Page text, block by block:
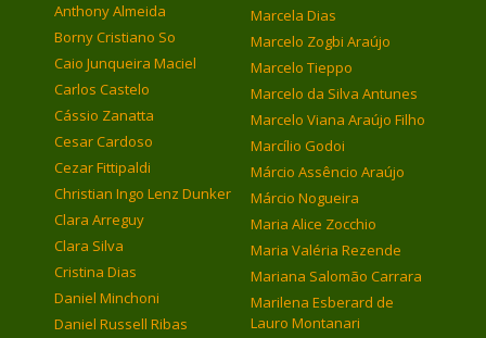
Anthony Almeida
Borny Cristiano So
Caio Junqueira Maciel
Carlos Castelo
Cássio Zanatta
Cesar Cardoso
Cezar Fittipaldi
Christian Ingo Lenz Dunker
Clara Arreguy
Clara Silva
Cristina Dias
Daniel Minchoni
Daniel Russell Ribas
Marcela Dias
Marcelo Zogbi Araújo
Marcelo Tieppo
Marcelo da Silva Antunes
Marcelo Viana Araújo Filho
Marcílio Godoi
Márcio Assêncio Araújo
Márcio Nogueira
Maria Alice Zocchio
Maria Valéria Rezende
Mariana Salomão Carrara
Marilena Esberard de
Lauro Montanari